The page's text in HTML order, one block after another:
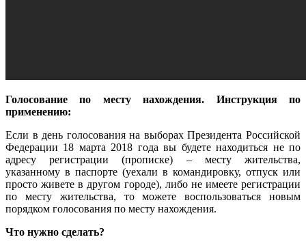
Голосование по месту нахождения. Инструкция по
применению:
Если в день голосования на выборах Президента Российской
Федерации 18 марта 2018 года вы будете находиться не по
адресу регистрации (прописке) – месту жительства,
указанному в паспорте (уехали в командировку, отпуск или
просто живете в другом городе), либо не имеете регистрации
по месту жительства, то можете воспользоваться новым
порядком голосования по месту нахождения.
Что нужно сделать?